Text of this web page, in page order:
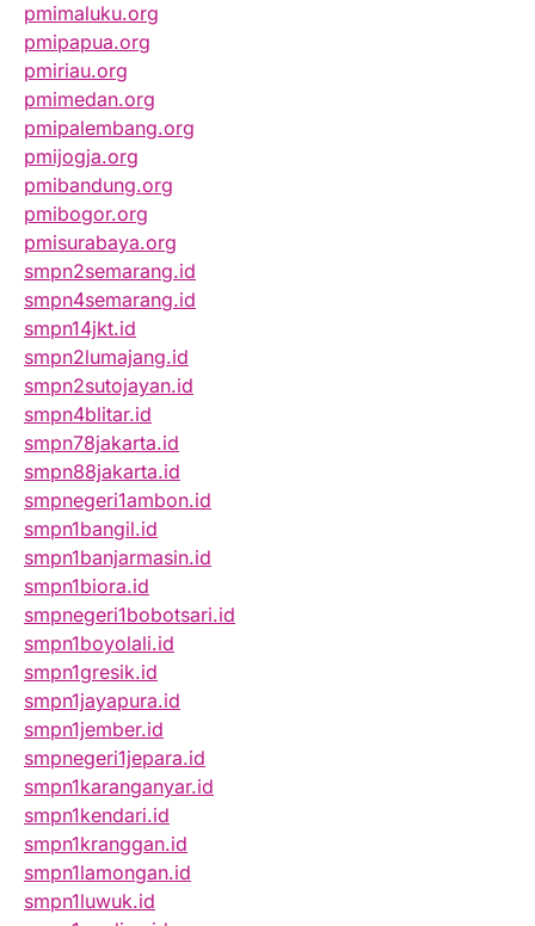
pmimaluku.org
pmipapua.org
pmiriau.org
pmimedan.org
pmipalembang.org
pmijogja.org
pmibandung.org
pmibogor.org
pmisurabaya.org
smpn2semarang.id
smpn4semarang.id
smpn14jkt.id
smpn2lumajang.id
smpn2sutojayan.id
smpn4blitar.id
smpn78jakarta.id
smpn88jakarta.id
smpnegeri1ambon.id
smpn1bangil.id
smpn1banjarmasin.id
smpn1biora.id
smpnegeri1bobotsari.id
smpn1boyolali.id
smpn1gresik.id
smpn1jayapura.id
smpn1jember.id
smpnegeri1jepara.id
smpn1karanganyar.id
smpn1kendari.id
smpn1kranggan.id
smpn1lamongan.id
smpn1luwuk.id